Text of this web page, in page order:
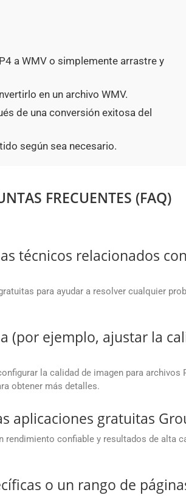
a WMV o simplemente arrastre y
en un archivo WMV.
de una conversión exitosa del
según sea necesario.
FRECUENTES (FAQ)
técnicos relacionados
para ayudar a resolver cualquier
(por ejemplo, ajustar la
la calidad de imagen para archivos
obtener más detalles.
aplicaciones gratuitas
confiable y resultados de alta
o un rango de